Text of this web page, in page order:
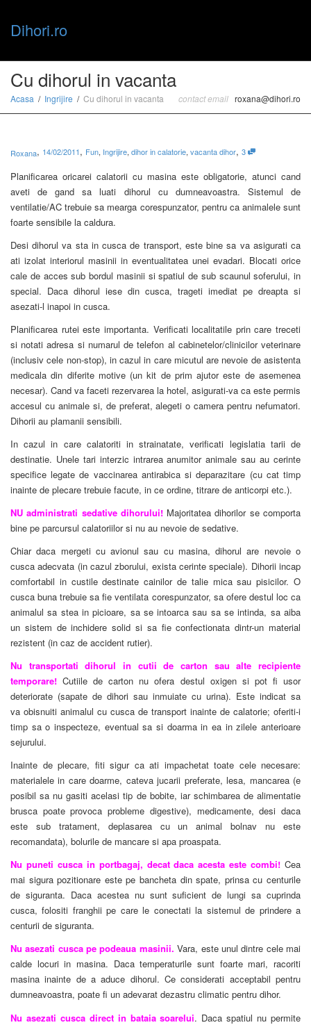
Dihori.ro
Cu dihorul in vacanta
Acasa Ingrijire Cu dihorul in vacanta contact email roxana@dihori.ro
Roxana, 14/02/2011, Fun, Ingrijire, dihor in calatorie, vacanta dihor, 3
Planificarea oricarei calatorii cu masina este obligatorie, atunci cand
aveti de gand sa luati dihorul cu dumneavoastra. Sistemul de
ventilatie/AC trebuie sa mearga corespunzator, pentru ca animalele sunt
foarte sensibile la caldura.
Desi dihorul va sta in cusca de transport, este bine sa va asigurati ca
ati izolat interiorul masinii in eventualitatea unei evadari. Blocati orice
cale de acces sub bordul masinii si spatiul de sub scaunul soferului, in
special. Daca dihorul iese din cusca, trageti imediat pe dreapta si
asezati-l inapoi in cusca.
Planificarea rutei este importanta. Verificati localitatile prin care treceti
si notati adresa si numarul de telefon al cabinetelor/clinicilor veterinare
(inclusiv cele non-stop), in cazul in care micutul are nevoie de asistenta
medicala din diferite motive (un kit de prim ajutor este de asemenea
necesar). Cand va faceti rezervarea la hotel, asigurati-va ca este permis
accesul cu animale si, de preferat, alegeti o camera pentru nefumatori.
Dihorii au plamanii sensibili.
In cazul in care calatoriti in strainatate, verificati legislatia tarii de
destinatie. Unele tari interzic intrarea anumitor animale sau au cerinte
specifice legate de vaccinarea antirabica si deparazitare (cu cat timp
inainte de plecare trebuie facute, in ce ordine, titrare de anticorpi etc.).
NU administrati sedative dihorului!Majoritatea dihorilor se comporta
bine pe parcursul calatoriilor si nu au nevoie de sedative.
Chiar daca mergeti cu avionul sau cu masina, dihorul are nevoie o
cusca adecvata (in cazul zborului, exista cerinte speciale). Dihorii incap
comfortabil in custile destinate cainilor de talie mica sau pisicilor. O
cusca buna trebuie sa fie ventilata corespunzator, sa ofere destul loc ca
animalul sa stea in picioare, sa se intoarca sau sa se intinda, sa aiba
un sistem de inchidere solid si sa fie confectionata dintr-un material
rezistent (in caz de accident rutier).
Nu transportati dihorul in cutii de carton sau alte recipiente
temporare! Cutiile de carton nu ofera destul oxigen si pot fi usor
deteriorate (sapate de dihori sau inmuiate cu urina). Este indicat sa
va obisnuiti animalul cu cusca de transport inainte de calatorie; oferiti-i
timp sa o inspecteze, eventual sa si doarma in ea in zilele anterioare
sejurului.
Inainte de plecare, fiti sigur ca ati impachetat toate cele necesare:
materialele in care doarme, cateva jucarii preferate, lesa, mancarea (e
posibil sa nu gasiti acelasi tip de bobite, iar schimbarea de alimentatie
brusca poate provoca probleme digestive), medicamente, desi daca
este sub tratament, deplasarea cu un animal bolnav nu este
recomandata), bolurile de mancare si apa proaspata.
Nu puneti cusca in portbagaj, decat daca acesta este combi! Cea
mai sigura pozitionare este pe bancheta din spate, prinsa cu centurile
de siguranta. Daca acestea nu sunt suficient de lungi sa cuprinda
cusca, folositi franghii pe care le conectati la sistemul de prindere a
centurii de siguranta.
Nu asezati cusca pe podeaua masinii. Vara, este unul dintre cele mai
calde locuri in masina. Daca temperaturile sunt foarte mari, racoriti
masina inainte de a aduce dihorul. Ce considerati acceptabil pentru
dumneavoastra, poate fi un adevarat dezastru climatic pentru dihor.
Nu asezati cusca direct in bataia soarelui. Daca spatiul nu permite